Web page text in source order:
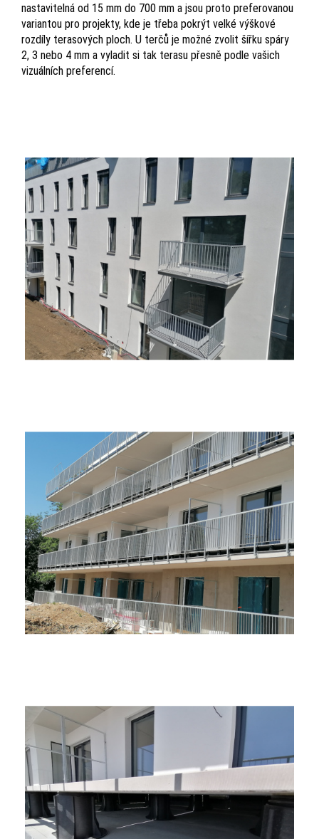
nastavitelná od 15 mm do 700 mm a jsou proto preferovanou
variantou pro projekty, kde je třeba pokrýt velké výškové
rozdíly terasových ploch. U terčů je možné zvolit šířku spáry
2, 3 nebo 4 mm a vyladit si tak terasu přesně podle vašich
vizuálních preferencí.